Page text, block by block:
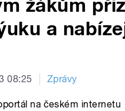
žákům
a
08:25 Zprávy
na českém internetu